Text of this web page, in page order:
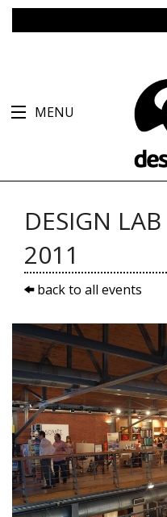
MENU
DESIGN
2011
back to all events